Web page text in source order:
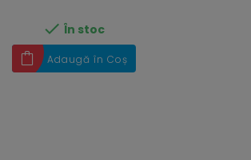
 În stoc
Adaugă în Coș